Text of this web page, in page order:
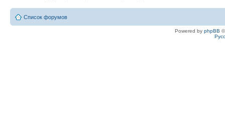
Список форумов
Powered by phpBB